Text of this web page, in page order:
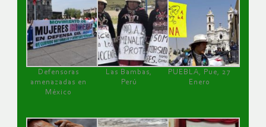
Defensoras
amenazadas en
México
Las Bambas,
Perú
PUEBLA, Pue, 27
Enero